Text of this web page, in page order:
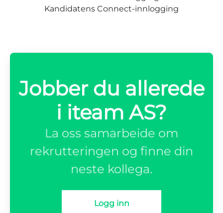
Kandidatens Connect-innlogging
Jobber du allerede
i iteam AS?
La oss samarbeide om
rekrutteringen og finne din
neste kollega.
Logg inn